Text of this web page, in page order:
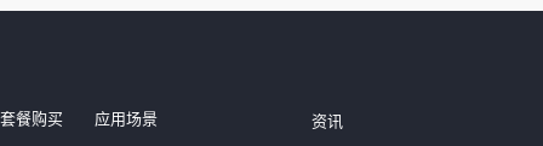
套餐购买
应用场景
资讯
发布于： 2026年08月09日